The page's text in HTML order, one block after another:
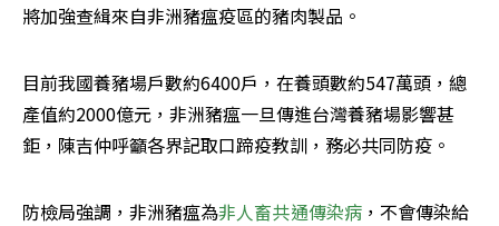
將加強查緝來自非洲豬瘟疫區的豬肉製品。
目前我國養豬場戶數約6400戶，在養頭數約547萬頭，總
產值約2000億元，非洲豬瘟一旦傳進台灣養豬場影響甚
鉅，陳吉仲呼籲各界記取口蹄疫教訓，務必共同防疫。
防檢局強調，非洲豬瘟為非人畜共通傳染病 ，不會傳染給